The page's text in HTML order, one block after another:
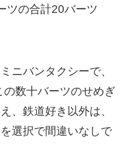
ツの合計20バーツ
ニバンタクシーで、
数十バーツのせめぎ
、鉄道好き以外は、
選択で間違いなしで